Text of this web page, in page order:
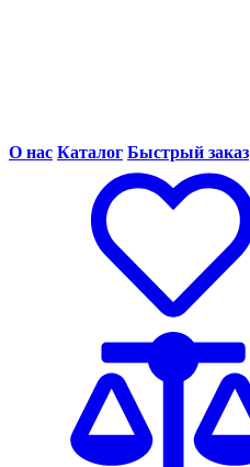
О нас Каталог Быстрый заказ